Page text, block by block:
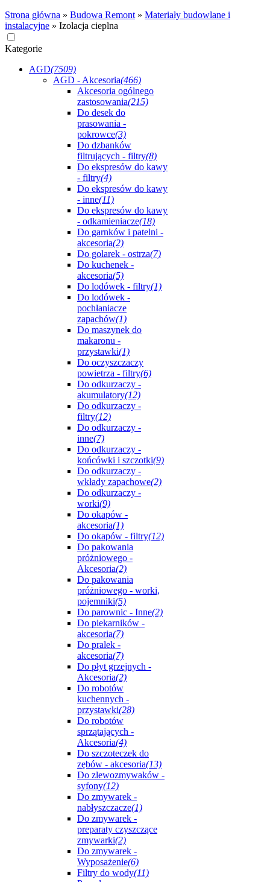
Strona główna » Budowa Remont » Materiały budowlane i
instalacyjne » Izolacja cieplna
Kategorie
AGD(7509)
AGD - Akcesoria(466)
Akcesoria ogólnego
zastosowania(215)
Do desek do
prasowania -
pokrowce(3)
Do dzbanków
filtrujących - filtry(8)
Do ekspresów do kawy
- filtry(4)
Do ekspresów do kawy
- inne(11)
Do ekspresów do kawy
- odkamieniacze(18)
Do garnków i patelni -
akcesoria(2)
Do golarek - ostrza(7)
Do kuchenek -
akcesoria(5)
Do lodówek - filtry(1)
Do lodówek -
pochłaniacze
zapachów(1)
Do maszynek do
makaronu -
przystawki(1)
Do oczyszczaczy
powietrza - filtry(6)
Do odkurzaczy -
akumulatory(12)
Do odkurzaczy -
filtry(12)
Do odkurzaczy -
inne(7)
Do odkurzaczy -
końcówki i szczotki(9)
Do odkurzaczy -
wkłady zapachowe(2)
Do odkurzaczy -
worki(9)
Do okapów -
akcesoria(1)
Do okapów - filtry(12)
Do pakowania
próżniowego -
Akcesoria(2)
Do pakowania
próżniowego - worki,
pojemniki(5)
Do parownic - Inne(2)
Do piekarników -
akcesoria(7)
Do pralek -
akcesoria(7)
Do płyt grzejnych -
Akcesoria(2)
Do robotów
kuchennych -
przystawki(28)
Do robotów
sprzątających -
Akcesoria(4)
Do szczoteczek do
zębów - akcesoria(13)
Do zlewozmywaków -
syfony(12)
Do zmywarek -
nabłyszczacze(1)
Do zmywarek -
preparaty czyszczące
zmywarki(2)
Do zmywarek -
Wyposażenie(6)
Filtry do wody(11)